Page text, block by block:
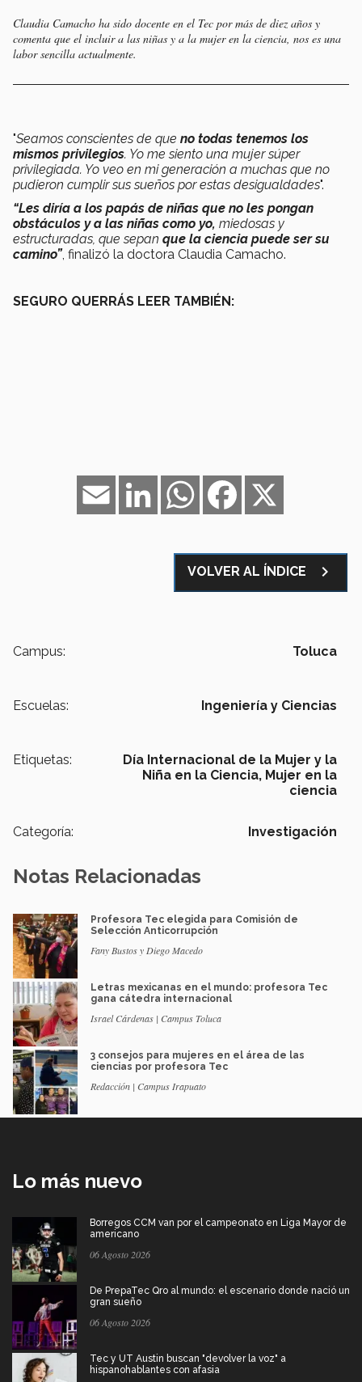
Claudia Camacho ha sido docente en el Tec por más de diez años y
comenta que el incluir a las niñas y a la mujer en la ciencia, nos es una
labor sencilla actualmente.
"Seamos conscientes de que no todas tenemos los
mismos privilegios. Yo me siento una mujer súper
privilegiada. Yo veo en mi generación a muchas que no
pudieron cumplir sus sueños por estas desigualdades".
“Les diría a los papás de niñas que no les pongan
obstáculos y a las niñas como yo, miedosas y
estructuradas, que sepan que la ciencia puede ser su
camino”, finalizó la doctora Claudia Camacho.
SEGURO QUERRÁS LEER TAMBIÉN:
Facebook
WhatsApp
LinkedIn
Email
VOLVER AL ÍNDICE navigate_next
Campus: Toluca
Escuelas: Ingeniería y Ciencias
Etiquetas:
Día Internacional de la Mujer y la
Niña en la Ciencia, Mujer en la
ciencia
Categoría: Investigación
Notas Relacionadas
Profesora Tec elegida para Comisión de
Selección Anticorrupción
Fany Bustos y Diego Macedo
Letras mexicanas en el mundo: profesora Tec
gana cátedra internacional
Israel Cárdenas | Campus Toluca
3 consejos para mujeres en el área de las
ciencias por profesora Tec
Redacción | Campus Irapuato
Lo más nuevo
Borregos CCM van por el campeonato en Liga Mayor de
americano
06 Agosto 2026
De PrepaTec Qro al mundo: el escenario donde nació un
gran sueño
06 Agosto 2026
Tec y UT Austin buscan "devolver la voz" a
hispanohablantes con afasia